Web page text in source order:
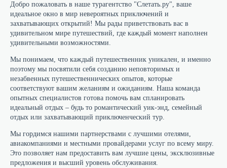
Добро пожаловать в наше турагентство "Слетать.ру", ваше
идеальное окно в мир невероятных приключений и
захватывающих открытий! Мы рады приветствовать вас в
удивительном мире путешествий, где каждый момент наполнен
удивительными возможностями.
Мы понимаем, что каждый путешественник уникален, и именно
поэтому мы посвятили себя созданию неповторимых и
незабвенных путешественнических опытов, которые
соответствуют вашим желаниям и ожиданиям. Наша команда
опытных специалистов готова помочь вам спланировать
идеальный отдых – будь то романтический уик-энд, семейный
отдых или захватывающий приключенческий тур.
Мы гордимся нашими партнерствами с лучшими отелями,
авиакомпаниями и местными провайдерами услуг по всему миру.
Это позволяет нам предоставить вам лучшие цены, эксклюзивные
предложения и высший уровень обслуживания.